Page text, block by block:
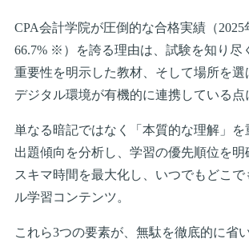
CPA会計学院が圧倒的な合格実績（
66.7% ※）を誇る理由は、試験を知り尽
重要性を明示した教材、そして場所を選
デジタル環境が有機的に連携している点
単なる暗記ではなく「本質的な理解」を
出題傾向を分析し、学習の優先順位を明
スキマ時間を最大化し、いつでもどこで
ル学習コンテンツ。
これら3つの要素が、無駄を徹底的に省